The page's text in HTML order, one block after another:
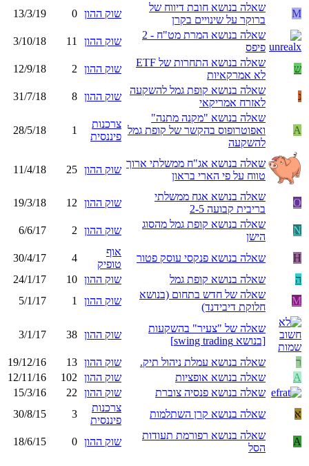
M
שאלה בנושא חובת דיווח של
ברוקר על שינויים בקרן
שוק ההון 0
13/3/19
שאלה בנושא המרת מט"ח - 2
פיפס
שוק ההון 11
3/10/18
ש
שאלה בנושא התחרות של ETF
לא אמרקאיות
שוק ההון 2
12/9/18
נ
שאלה בנושא קופת גמל להשקעה
לאזרח אמריקאי
שוק ההון 8
31/7/18
A
שאלה בנושא "מקנה מתנה"
ואפוטרופוס בהקשר של קופת גמל
להשקעה
צרכנות
פיננסית
1
28/5/18
שאלה בנושא אג"ח ממשלתי ארוך
טווח על פי הארי בראון
שוק ההון 25
11/4/18
O
שאלה בנושא אגח ממשלתי
בריבית קבועה 2-5
שוק ההון 12
19/3/18
N
שאלה בנושא קופת גמל מהסוג
הישן
שוק ההון 2
6/6/17
H שאלה בנושא פנקסי עוסק פטור
אוף
טופיק
4
30/4/17
ה
שאלה בנושא קופת גמל שוק ההון 10
24/1/17
M
שאלה של חדש בתחום (בנושא
חלוקת דיבידנד)
שוק ההון 1
5/1/17
שאלה של "צעיר" בהשקעות
[בנושא swing trading]
שוק ההון 38
3/1/17
ר שאלה בנושא עמלת ניהול תיק. שוק ההון 13
19/12/16
A
שאלה בנושא אופציות שוק ההון 102
12/11/16
שאלה בנושא פנסיה צוברת
שוק ההון 22
15/3/16
א
שאלה בנושא קרן השתלמות
צרכנות
פיננסית
3
30/8/15
A
שאלה בנושא רפורמת תעודות
הסל
שוק ההון 0
18/6/15